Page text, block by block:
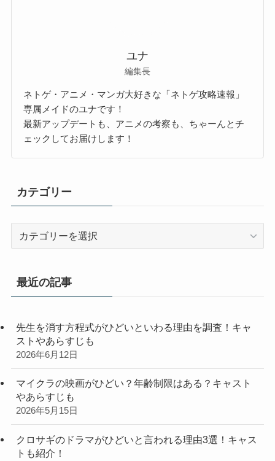
ユナ
編集長
ネトゲ・アニメ・マンガ大好きな「ネトゲ攻略速報」
専属メイドのユナです！
最新アップデートも、アニメの考察も、ちゃーんとチ
ェックしてお届けします！
カテゴリー
リ
最近の記事
先生を消す方程式がひどいといわる理由を調査！キャ
ストやあらすじも
2026年6月12日
マイクラの映画がひどい？年齢制限はある？キャスト
やあらすじも
2026年5月15日
クロサギのドラマがひどいと言われる理由3選！キャス
トも紹介！